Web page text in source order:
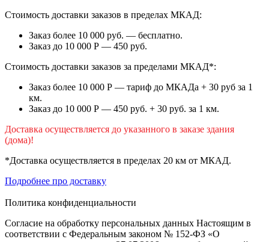
Стоимость доставки заказов в пределах МКАД:
Заказ более 10 000 руб. — бесплатно.
Заказ до 10 000 Р — 450 руб.
Стоимость доставки заказов за пределами МКАД*:
Заказ более 10 000 Р — тариф до МКАДа + 30 руб за 1
км.
Заказ до 10 000 Р — 450 руб. + 30 руб. за 1 км.
Доставка осуществляется до указанного в заказе здания
(дома)!
*Доставка осуществляется в пределах 20 км от МКАД.
Подробнее про доставку
Политика конфиденциальности
Согласие на обработку персональных данных Настоящим в
соответствии с Федеральным законом № 152-ФЗ «О